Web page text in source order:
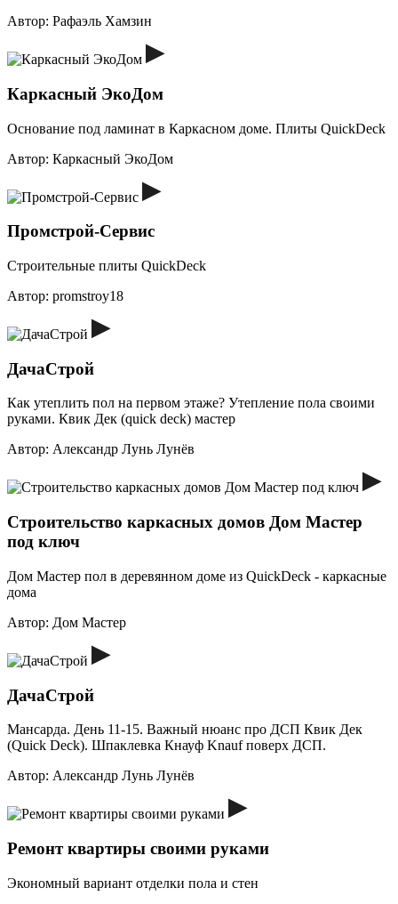
Автор: Рафаэль Хамзин
Каркасный ЭкоДом
Основание под ламинат в Каркасном доме. Плиты QuickDeck
Автор: Каркасный ЭкоДом
Промстрой-Сервис
Строительные плиты QuickDeck
Автор: promstroy18
ДачаСтрой
Как утеплить пол на первом этаже? Утепление пола своими
руками. Квик Дек (quick deck) мастер
Автор: Александр Лунь Лунёв
Строительство каркасных домов Дом Мастер
под ключ
Дом Мастер пол в деревянном доме из QuickDeck - каркасные
дома
Автор: Дом Мастер
ДачаСтрой
Мансарда. День 11-15. Важный нюанс про ДСП Квик Дек
(Quick Deck). Шпаклевка Кнауф Knauf поверх ДСП.
Автор: Александр Лунь Лунёв
Ремонт квартиры своими руками
Экономный вариант отделки пола и стен